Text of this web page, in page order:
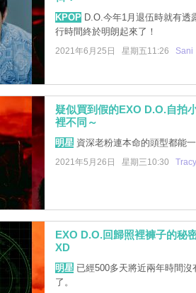
KPOPD.O.今年1月退伍時就有透
行時間終於明朗起來了！
2021年6月25日 星期五11:26 Sani
疑似買到假的EXO D.O.自拍
裡不同～
明星資深老粉連本命的頭型都能一
2021年5月26日 星期三10:30 Tracy
EXO D.O.回歸照裡褲子的秘
XD
明星已經500多天將近兩年時間沒
了。